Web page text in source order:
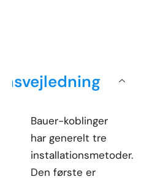
Bauer-koblinger
har generelt tre
installationsmetoder.
Den første er